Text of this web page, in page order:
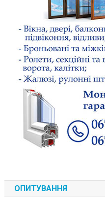
ОПИТУВАННЯ